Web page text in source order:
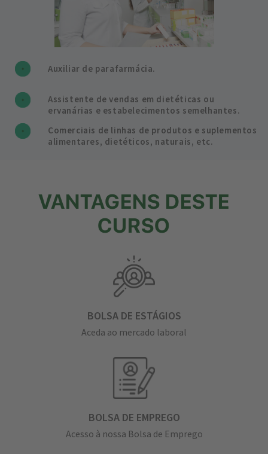
Auxiliar de parafarmácia.
Assistente de vendas em dietéticas ou
ervanárias e estabelecimentos semelhantes.
Comerciais de linhas de produtos e suplementos
alimentares, dietéticos, naturais, etc.
VANTAGENS DESTE
CURSO
BOLSA DE ESTÁGIOS
Aceda ao mercado laboral
BOLSA DE EMPREGO
Acesso à nossa Bolsa de Emprego